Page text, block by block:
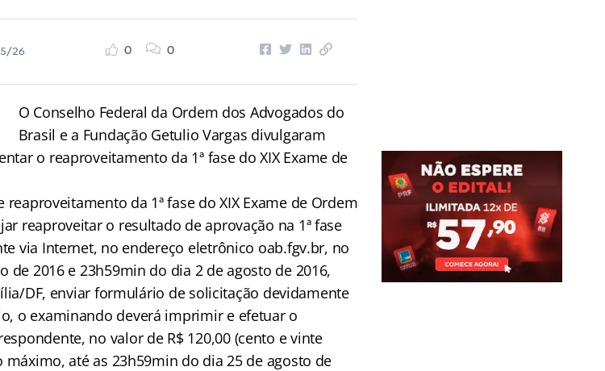
26
0 0
O Conselho Federal da Ordem dos Advogados do
Brasil e a Fundação Getulio Vargas divulgaram
o reaproveitamento da 1ª fase do XIX Exame de
da 1ª fase do XIX Exame de Ordem
reaproveitar o resultado de aprovação na 1ª fase
via Internet, no endereço eletrônico oab.fgv.br, no
de 2016 e 23h59min do dia 2 de agosto de 2016,
DF, enviar formulário de solicitação devidamente
o examinando deverá imprimir e efetuar o
no valor de R$ 120,00 (cento e vinte
máximo, até as 23h59min do dia 25 de agosto de